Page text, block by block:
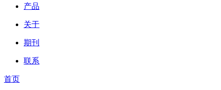
产品
关于
期刊
联系
首页